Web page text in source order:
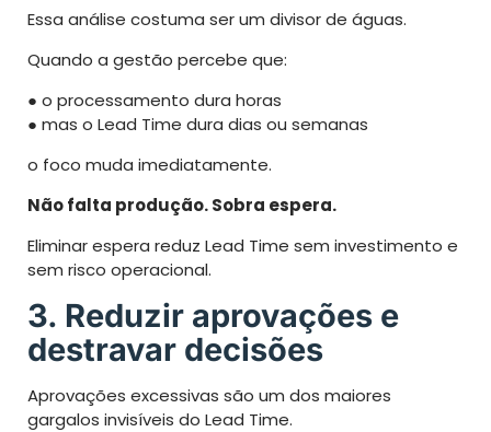
Essa análise costuma ser um divisor de águas.
Quando a gestão percebe que:
● o processamento dura horas
● mas o Lead Time dura dias ou semanas
o foco muda imediatamente.
Não falta produção. Sobra espera.
Eliminar espera reduz Lead Time sem investimento e
sem risco operacional.
3. Reduzir aprovações e
destravar decisões
Aprovações excessivas são um dos maiores
gargalos invisíveis do Lead Time.